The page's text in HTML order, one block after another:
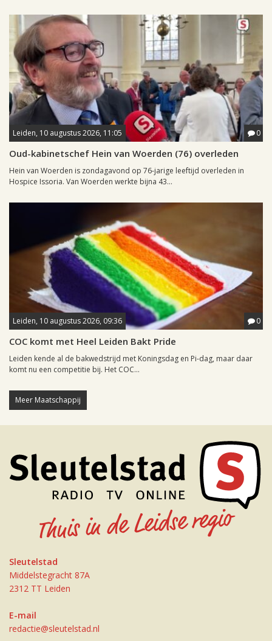
Leiden, 10 augustus 2026, 11:05 0
Oud-kabinetschef Hein van Woerden (76) overleden
Hein van Woerden is zondagavond op 76-jarige leeftijd overleden in
Hospice Issoria. Van Woerden werkte bijna 43...
Leiden, 10 augustus 2026, 09:36 0
COC komt met Heel Leiden Bakt Pride
Leiden kende al de bakwedstrijd met Koningsdag en Pi-dag, maar daar
komt nu een competitie bij. Het COC...
Meer Maatschappij
Sleutelstad
Middelstegracht 87A
2312 TT Leiden
E-mail
redactie@sleutelstad.nl